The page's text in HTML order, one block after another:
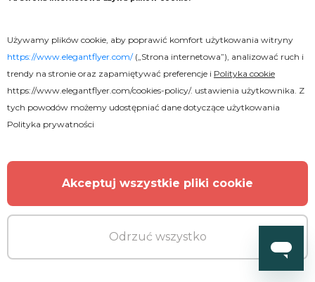
Plakat Retro Club Night
Używamy plików cookie, aby poprawić komfort użytkowania witryny
https://www.elegantflyer.com/(„Strona internetowa”), analizować ruch i
trendy na stronie oraz zapamiętywać preferencje i Polityka cookie
https://www.elegantflyer.com/cookies-policy/. ustawienia użytkownika. Z
tych powodów możemy udostępniać dane dotyczące użytkowania
Polityka prywatności
Akceptuj wszystkie pliki cookie
Odrzuć wszystko